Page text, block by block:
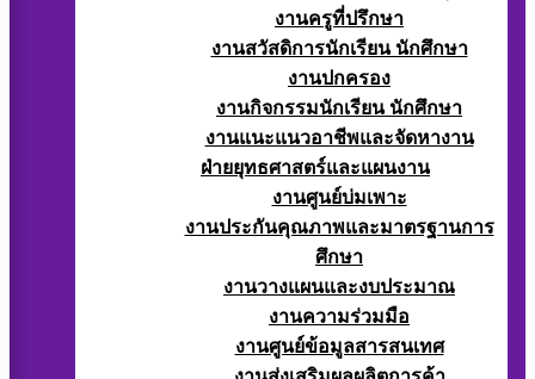
งานครูที่ปรึกษา
งานสวัสดิการนักเรียน นักศึกษา
งานปกครอง
งานกิจกรรมนักเรียน นักศึกษา
งานแนะแนวอาชีพและจัดหางาน
ฝ่ายยุทธศาสตร์และแผนงาน
งานศูนย์บ่มเพาะ
งานประกันคุณภาพและมาตรฐานการ
ศึกษา
งานวางแผนและงบประมาณ
งานความร่วมมือ
งานศูนย์ข้อมูลสารสนเทศ